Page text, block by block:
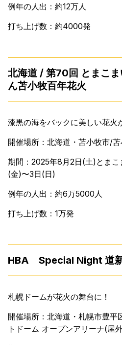
例年の人出：約12万人
打ち上げ数：約4000発
北海道 / 第70回 とまこ
ん苫小牧百年花火
漆黒の海をバックに美しい花火
開催場所：北海道・苫小牧市/
期間：2025年8月2日(土)とまこ
(金)〜3日(日)
例年の人出：約6万5000人
打ち上げ数：1万発
HBA Special Night 道
札幌ドームが花火の舞台に！
開催場所：北海道・札幌市豊平
トドーム オープンアリーナ(屋